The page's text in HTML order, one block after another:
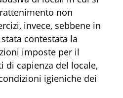
non
invece, sebbene in
contestata la
imposte per il
di capienza del locale,
igieniche dei